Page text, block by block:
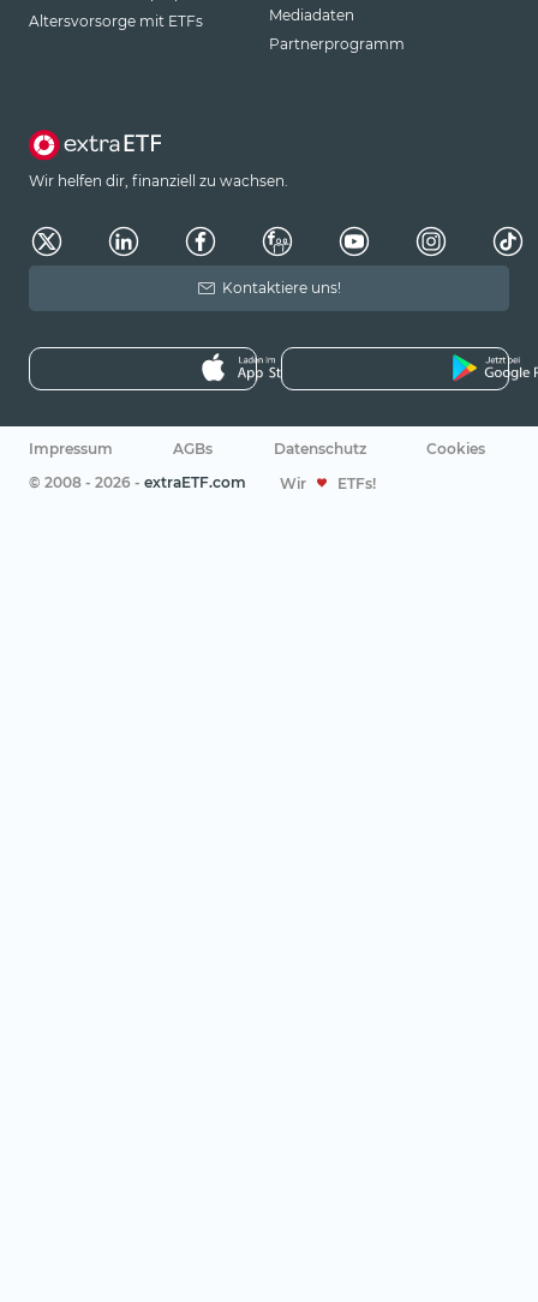
Altersvorsorge mit ETFs
Mediadaten
Partnerprogramm
Wir helfen dir, finanziell zu wachsen.
Kontaktiere uns!
Impressum AGBs Datenschutz
Cookies
© 2008 - 2026 - extraETF.com Wir ETFs!